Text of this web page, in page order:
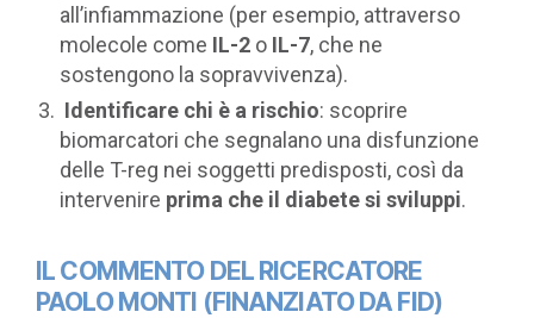
all’infiammazione (per esempio, attraverso
molecole come IL-2 o IL-7, che ne
sostengono la sopravvivenza).
Identificare chi è a rischio: scoprire
biomarcatori che segnalano una disfunzione
delle T-reg nei soggetti predisposti, così da
intervenire prima che il diabete si sviluppi.
IL COMMENTO DEL RICERCATORE
PAOLO MONTI (FINANZIATO DA FID)